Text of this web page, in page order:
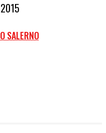
SALERNO